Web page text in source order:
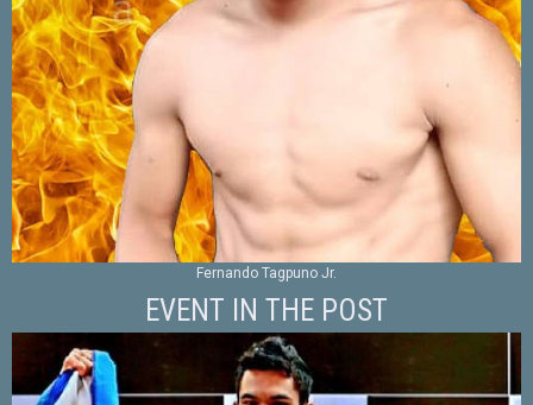
Fernando Tagpuno Jr.
EVENT IN THE POST